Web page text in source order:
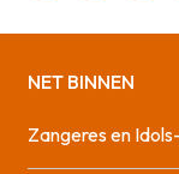
NET BINNEN
Zangeres en